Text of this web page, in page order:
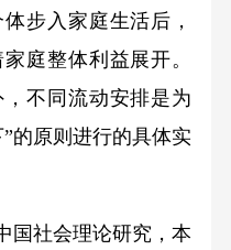
步入家庭生活后，
庭整体利益展开。
不同流动安排是为
的原则进行的具体实
社会理论研究，本